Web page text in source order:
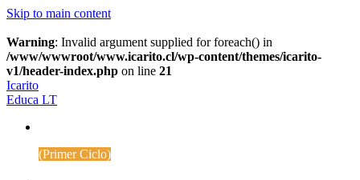
Skip to main content
Warning: Invalid argument supplied for foreach() in
/www/wwwroot/www.icarito.cl/wp-content/themes/icarito-
v1/header-index.php on line 21
Icarito
Educa LT
(Primer Ciclo)